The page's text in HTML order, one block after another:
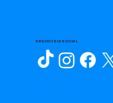
SEGUICI SUI SOCIAL